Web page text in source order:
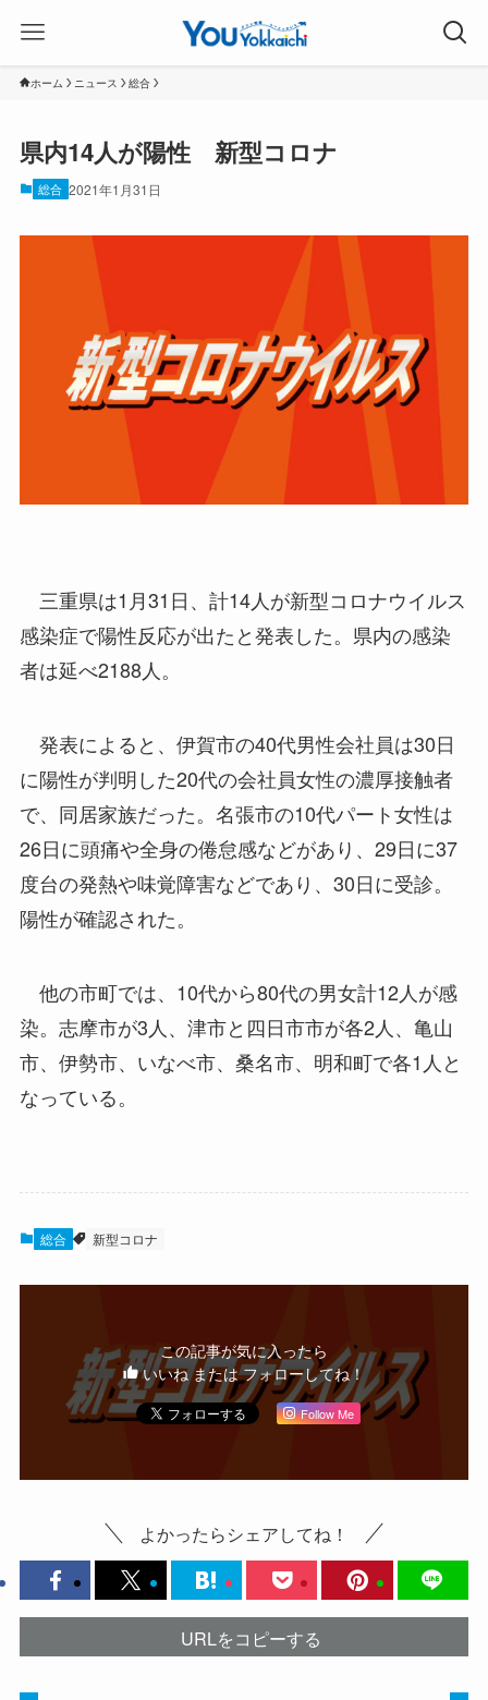
ホーム ニュース 総合
県内14人が陽性 新型コロナ
総合 2021年1月31日
三重県は1月31日、計14人が新型コロナウイルス
感染症で陽性反応が出たと発表した。県内の感染
者は延べ2188人。
発表によると、伊賀市の40代男性会社員は30日
に陽性が判明した20代の会社員女性の濃厚接触者
で、同居家族だった。名張市の10代パート女性は
26日に頭痛や全身の倦怠感などがあり、29日に37
度台の発熱や味覚障害などであり、30日に受診。
陽性が確認された。
他の市町では、10代から80代の男女計12人が感
染。志摩市が3人、津市と四日市市が各2人、亀山
市、伊勢市、いなべ市、桑名市、明和町で各1人と
なっている。
総合 新型コロナ
この記事が気に入ったら
いいね または フォローしてね！
Follow Me
よかったらシェアしてね！
URLをコピーする